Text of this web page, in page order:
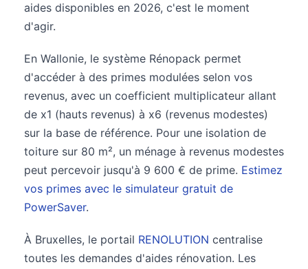
aides disponibles en 2026, c'est le moment
d'agir.
En Wallonie, le système Rénopack permet
d'accéder à des primes modulées selon vos
revenus, avec un coefficient multiplicateur allant
de x1 (hauts revenus) à x6 (revenus modestes)
sur la base de référence. Pour une isolation de
toiture sur 80 m², un ménage à revenus modestes
peut percevoir jusqu'à 9 600 € de prime. Estimez
vos primes avec le simulateur gratuit de
PowerSaver.
À Bruxelles, le portail RENOLUTION centralise
toutes les demandes d'aides rénovation. Les